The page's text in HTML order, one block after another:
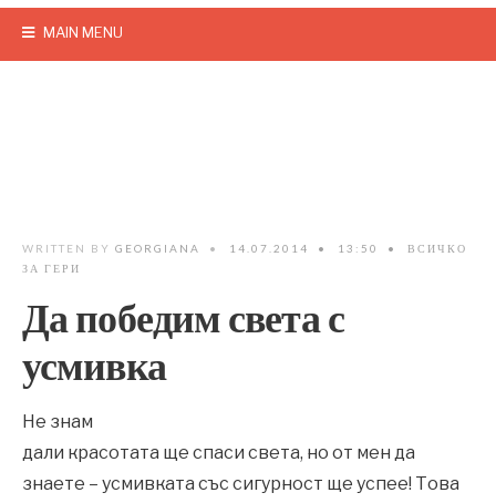
MAIN MENU
WRITTEN BY GEORGIANA • 14.07.2014 • 13:50 •
ВСИЧКО
ЗА ГЕРИ
Да победим света с
усмивка
Не знам
дали красотата ще спаси света, но от мен да
знаете – усмивката със сигурност ще успее! Това